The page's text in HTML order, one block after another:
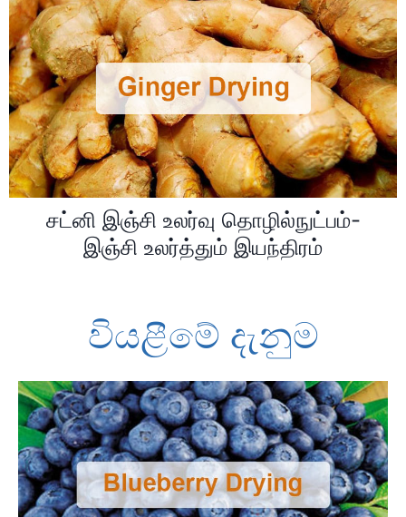
சட்னி இஞ்சி உலர்வு தொழில்நுட்பம்-
இஞ்சி உலர்த்தும் இயந்திரம்
වියළීමේ දැනුම